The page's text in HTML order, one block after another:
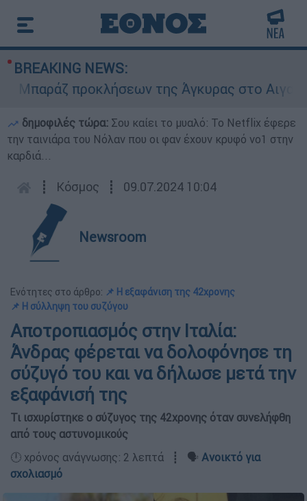
BREAKING NEWS:
προκλήσεων της Άγκυρας στο Αιγαίο:
δημοφιλές τώρα: Σου καίει το μυαλό: Το Netflix έφερε
την ταινιάρα του Νόλαν που οι φαν έχουν κρυφό νο1 στην
καρδιά...
┋ Κόσμος ┋ 09.07.2024 10:04
Newsroom
Ενότητες στο άρθρο: 📌 Η εξαφάνιση της 42χρονης
📌 Η σύλληψη του συζύγου
Αποτροπιασμός στην Ιταλία:
Άνδρας φέρεται να δολοφόνησε τη
σύζυγό του και να δήλωσε μετά την
εξαφάνισή της
Τι ισχυρίστηκε ο σύζυγος της 42χρονης όταν συνελήφθη
από τους αστυνομικούς
🕛 χρόνος ανάγνωσης: 2 λεπτά ┋ 🗣️ Ανοικτό για
σχολιασμό